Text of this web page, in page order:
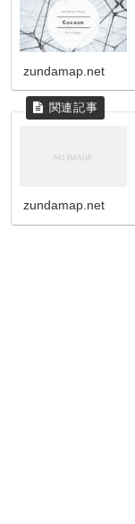
zundamap.net
zundamap.net